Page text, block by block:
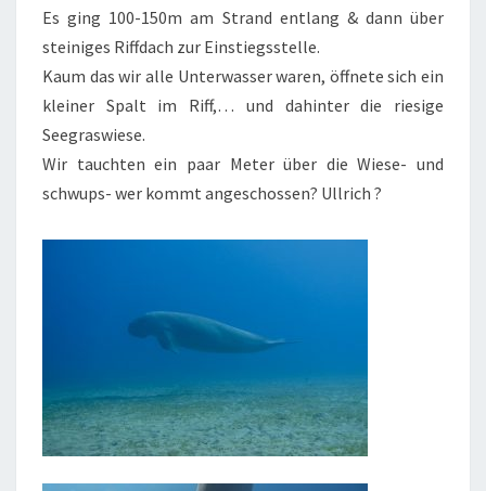
Es ging 100-150m am Strand entlang & dann über
steiniges Riffdach zur Einstiegsstelle.
Kaum das wir alle Unterwasser waren, öffnete sich ein
kleiner Spalt im Riff,… und dahinter die riesige
Seegraswiese.
Wir tauchten ein paar Meter über die Wiese- und
schwups- wer kommt angeschossen? Ullrich ?